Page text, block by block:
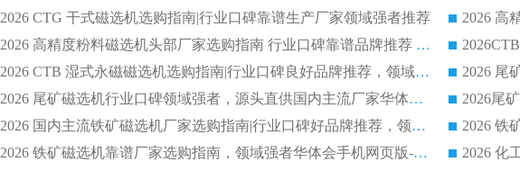
2026 CTG 干式磁选机选购指南|行业口碑靠谱生产厂家领域强者推荐
2026 高精度粉料磁选机头部厂家选购指南 行业口碑靠谱品牌推荐 领域强者华体会手机网页版-华体会(中国) 解析
2026 CTB 湿式永磁磁选机选购指南|行业口碑良好品牌推荐，领域强者华体会手机网页版-华体会(中国)
2026 尾矿磁选机行业口碑领域强者，源头直供国内主流厂家华体会手机网页版-华体会(中国) 一站式服务
2026 国内主流铁矿磁选机厂家选购指南|行业口碑好品牌推荐，领域强者华体会手机网页版-华体会(中国)
2026 铁矿磁选机靠谱厂家选购指南，领域强者华体会手机网页版-华体会(中国) 铁矿磁选机性价比高
2026 化